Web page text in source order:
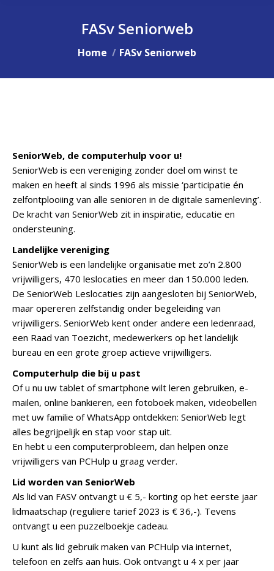
FASv Seniorweb
Je bent hier:
Home FASv Seniorweb
SeniorWeb, de computerhulp voor u!
SeniorWeb is een vereniging zonder doel om winst te
maken en heeft al sinds 1996 als missie ‘participatie én
zelfontplooiing van alle senioren in de digitale samenleving’.
De kracht van SeniorWeb zit in inspiratie, educatie en
ondersteuning.
Landelijke vereniging
SeniorWeb is een landelijke organisatie met zo’n 2.800
vrijwilligers, 470 leslocaties en meer dan 150.000 leden.
De SeniorWeb Leslocaties zijn aangesloten bij SeniorWeb,
maar opereren zelfstandig onder begeleiding van
vrijwilligers. SeniorWeb kent onder andere een ledenraad,
een Raad van Toezicht, medewerkers op het landelijk
bureau en een grote groep actieve vrijwilligers.
Computerhulp die bij u past
Of u nu uw tablet of smartphone wilt leren gebruiken, e-
mailen, online bankieren, een fotoboek maken, videobellen
met uw familie of WhatsApp ontdekken: SeniorWeb legt
alles begrijpelijk en stap voor stap uit.
En hebt u een computerprobleem, dan helpen onze
vrijwilligers van PCHulp u graag verder.
Lid worden van SeniorWeb
Als lid van FASV ontvangt u € 5,- korting op het eerste jaar
lidmaatschap (reguliere tarief 2023 is € 36,-). Tevens
ontvangt u een puzzelboekje cadeau.
U kunt als lid gebruik maken van PCHulp via internet,
telefoon en zelfs aan huis. Ook ontvangt u 4 x per jaar